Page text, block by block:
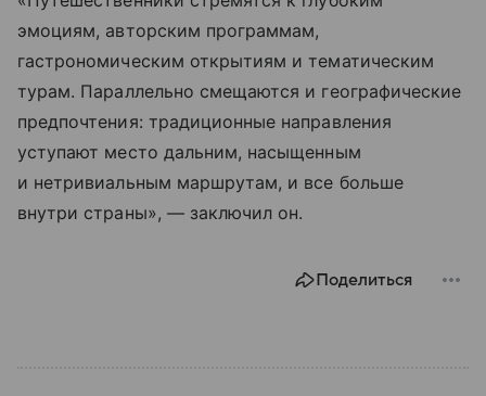
эмоциям, авторским программам,
гастрономическим открытиям и тематическим
турам. Параллельно смещаются и географические
предпочтения: традиционные направления
уступают место дальним, насыщенным
и нетривиальным маршрутам, и все больше
внутри страны», — заключил он.
Поделиться